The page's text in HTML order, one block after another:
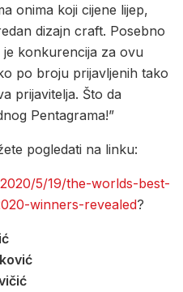
onima koji cijene lijep,
dizajn craft. Posebno
konkurencija za ovu
po broju prijavljenih tako
prijavitelja. Što da
Pentagrama!”
pogledati na linku:
5/19/the-worlds-best-
winners-revealed?